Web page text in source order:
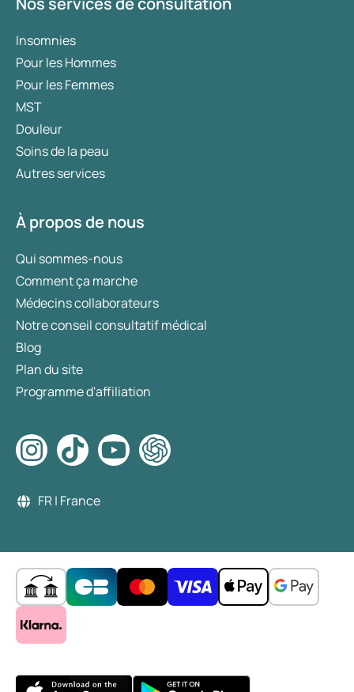
Insomnies
Pour les Hommes
Pour les Femmes
MST
Douleur
Soins de la peau
Autres services
À propos de nous
Qui sommes-nous
Comment ça marche
Médecins collaborateurs
Notre conseil consultatif médical
Blog
Plan du site
Programme d'affiliation
FR | France